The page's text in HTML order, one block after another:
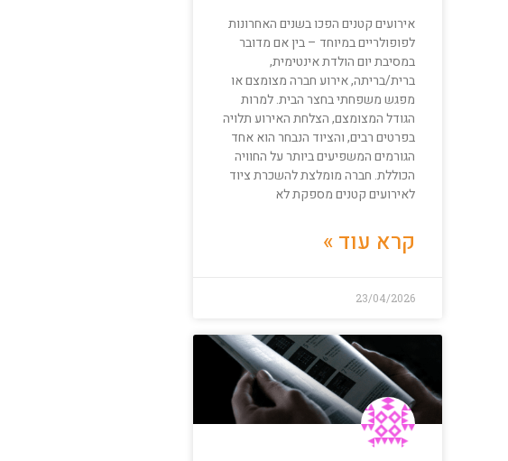
אירועים קטנים הפכו בשנים האחרונות
לפופולריים במיוחד – בין אם מדובר
במסיבת יום הולדת אינטימית,
ברית/בריתה, אירוע חברה מצומצם או
מפגש משפחתי בחצר הבית. למרות
הגודל המצומצם, הצלחת האירוע תלויה
בפרטים רבים, והציוד הנבחר הוא אחד
הגורמים המשפיעים ביותר על החוויה
הכוללת. חברה מומלצת להשכרת ציוד
לאירועים קטנים מספקת לא
קרא עוד »
23/04/2026